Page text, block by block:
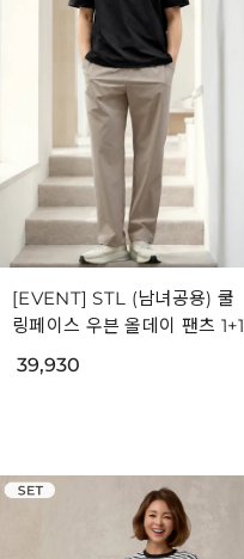
[EVENT] STL (남녀공용) 쿨
링페이스 우븐 올데이 팬츠 1+1
39,930